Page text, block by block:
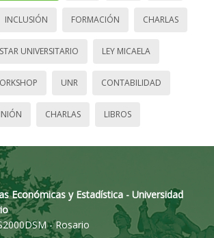
INCLUSIÓN FORMACIÓN CHARLAS
UNIVERSITARIO LEY MICAELA
UNR CONTABILIDAD
CHARLAS LIBROS
Económicas y Estadística - Universidad
- Rosario